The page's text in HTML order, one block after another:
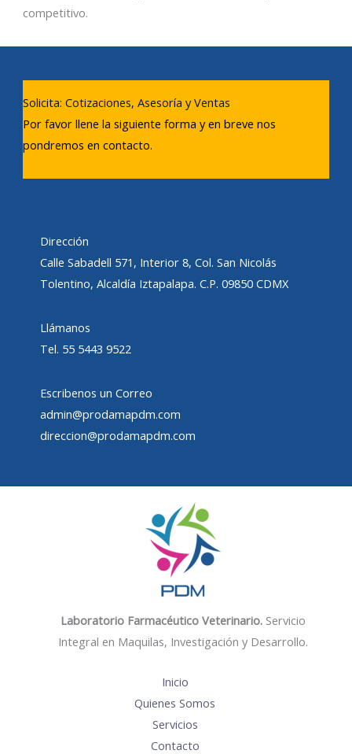
competitivo.
Solicita: Cotizaciones, Asesoría y Ventas
Por favor llene la siguiente forma y en breve nos
pondremos en contacto.
Dirección
Calle Sabadell 571, Interior 8, Col. San Nicolás
Tolentino, Alcaldía Iztapalapa. C.P. 09850 CDMX
Llámanos
Tel. 55 5443 9522
Escribenos un Correo
admin@prodamapdm.com
direccion@prodamapdm.com
Laboratorio Farmacéutico Veterinario. Servicio
Integral en Maquilas, Investigación y Desarrollo.
Inicio
Quienes Somos
Servicios
Contacto